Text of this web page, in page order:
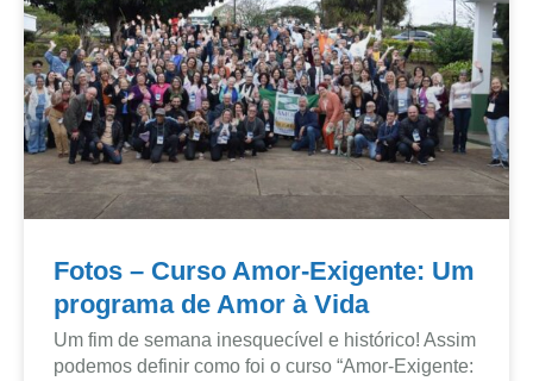
Fotos – Curso Amor-Exigente: Um
programa de Amor à Vida
Um fim de semana inesquecível e histórico! Assim
podemos definir como foi o curso “Amor-Exigente: